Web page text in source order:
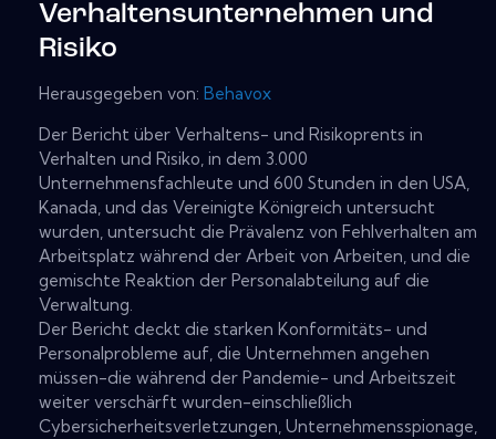
Verhaltensunternehmen und
Risiko
Herausgegeben von: Behavox
Der Bericht über Verhaltens- und Risikoprents in
Verhalten und Risiko, in dem 3.000
Unternehmensfachleute und 600 Stunden in den USA,
Kanada, und das Vereinigte Königreich untersucht
wurden, untersucht die Prävalenz von Fehlverhalten am
Arbeitsplatz während der Arbeit von Arbeiten, und die
gemischte Reaktion der Personalabteilung auf die
Verwaltung.
Der Bericht deckt die starken Konformitäts- und
Personalprobleme auf, die Unternehmen angehen
müssen-die während der Pandemie- und Arbeitszeit
weiter verschärft wurden-einschließlich
Cybersicherheitsverletzungen, Unternehmensspionage,